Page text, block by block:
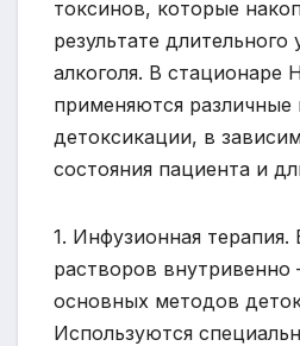
токсинов, которые
результате длительного
алкоголя. В стационаре
применяются
детоксикации, в
состояния пациента и
1. Инфузионная терапия.
растворов
основных методов
Используются